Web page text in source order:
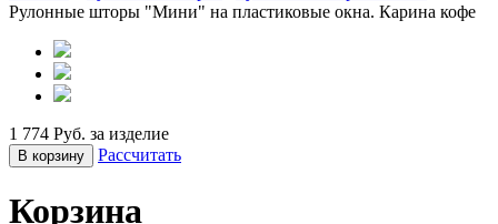
Рулонные шторы "Мини" на пластиковые окна. Карина кофе
1 774 Руб. за изделие
В корзину Рассчитать
Корзина